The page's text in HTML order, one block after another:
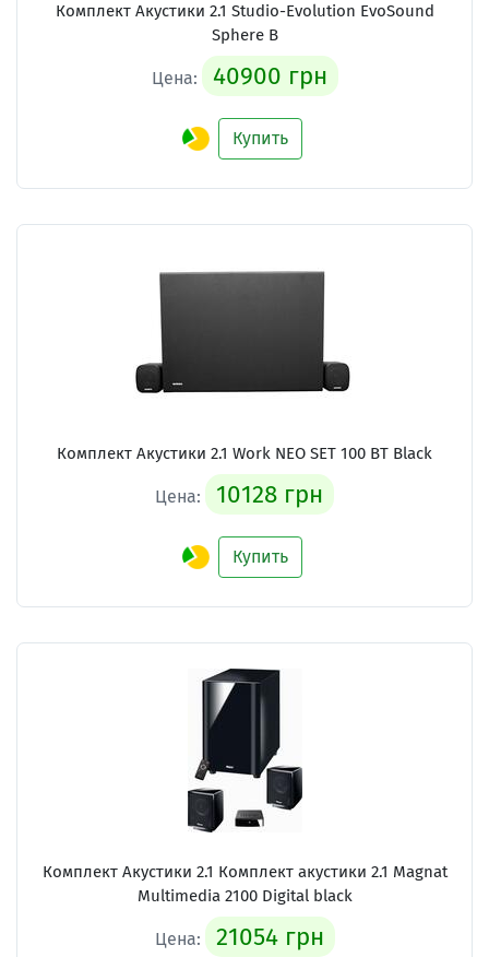
Комплект Акустики 2.1 Studio-Evolution EvoSound
Sphere B
Цена: 40900 грн
Купить
Комплект Акустики 2.1 Work NEO SET 100 BT Black
Цена: 10128 грн
Купить
Комплект Акустики 2.1 Комплект акустики 2.1 Magnat
Multimedia 2100 Digital black
Цена: 21054 грн